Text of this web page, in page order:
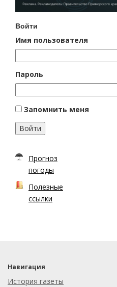
Войти
Имя пользователя
Пароль
Запомнить меня
Войти
Прогноз
погоды
Полезные
ссылки
Навигация
История газеты